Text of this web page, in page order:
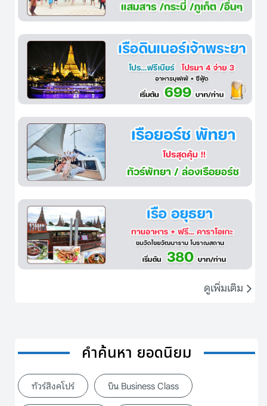
ดูเพิ่มเติม
คำค้นหา ยอดนิยม
ทัวร์สิงคโปร์ บิน Business Class